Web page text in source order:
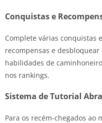
Conquistas e
Complete várias conquistas
recompensas e
habilidades de
nos rankings.
Sistema de Tutorial
Para os recém-chegados ao